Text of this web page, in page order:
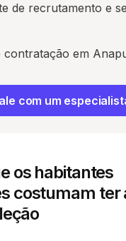
os habitantes
costumam ter
de recrutamento e
contratação em
com um